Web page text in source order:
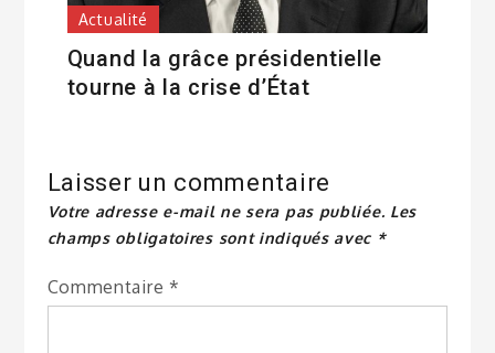
Actualité
Quand la grâce présidentielle
tourne à la crise d’État
Laisser un commentaire
Votre adresse e-mail ne sera pas publiée. Les
champs obligatoires sont indiqués avec *
Commentaire *